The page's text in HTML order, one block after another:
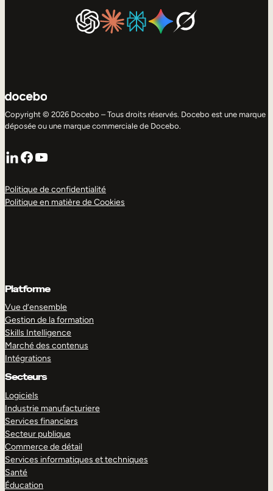
Copyright © 2026 Docebo – Tous droits réservés. Docebo est une marque
déposée ou une marque commerciale de Docebo.
LinkedIn
Facebook
YouTube
Politique de confidentialité
Politique en matière de Cookies
Platforme
Vue d’ensemble
Gestion de la formation
Skills Intelligence
Marché des contenus
Intégrations
Secteurs
Logiciels
Industrie manufacturiere
Services financiers
Secteur publique
Commerce de détail
Services informatiques et techniques
Santé
Éducation